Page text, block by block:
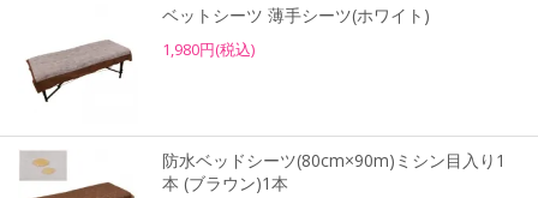
ベットシーツ 薄手シーツ(ホワイト)
1,980円(税込)
防水ベッドシーツ(80cm×90m)ミシン目入り1
本 (ブラウン)1本